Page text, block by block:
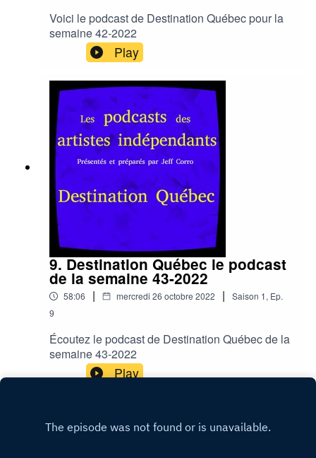
Voici le podcast de Destination Québec pour la
semaine 42-2022
Play
9. Destination Québec le podcast
de la semaine 43-2022
58:06 | mercredi 26 octobre 2022 | Saison 1, Ep.
9
Écoutez le podcast de Destination Québec de la
semaine 43-2022
Play